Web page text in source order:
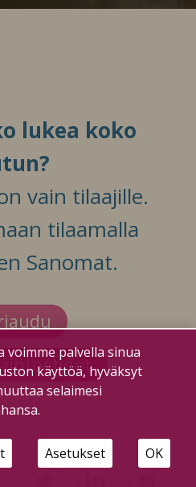
lukea koko
vain tilaajille.
tilaamalla
Sanomat.
voimme palvella sinua
käyttöä, hyväksyt
selaimesi
Asetukset OK